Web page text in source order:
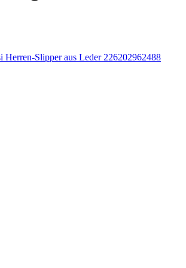
Herren-Slipper aus Leder 226202962488